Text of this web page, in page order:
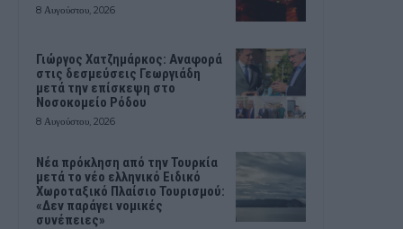
8 Αυγούστου, 2026
Γιώργος Χατζημάρκος: Αναφορά
στις δεσμεύσεις Γεωργιάδη
μετά την επίσκεψη στο
Νοσοκομείο Ρόδου
8 Αυγούστου, 2026
Νέα πρόκληση από την Τουρκία
μετά το νέο ελληνικό Ειδικό
Χωροταξικό Πλαίσιο Τουρισμού:
«Δεν παράγει νομικές
συνέπειες»